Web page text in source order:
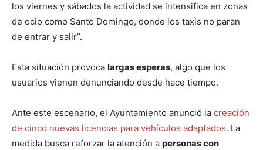
los viernes y sábados la actividad se intensifica en zonas
de ocio como Santo Domingo, donde los taxis no paran
de entrar y salir”.
Esta situación provoca largas esperas, algo que los
usuarios vienen denunciando desde hace tiempo.
Ante este escenario, el Ayuntamiento anunció la creación
de cinco nuevas licencias para vehículos adaptados. La
medida busca reforzar la atención a personas con